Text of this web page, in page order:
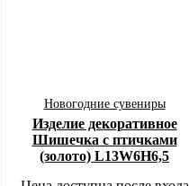
Новогодние сувениры
Изделие декоративное
Шишечка с птичками
(золото) L13W6H6,5